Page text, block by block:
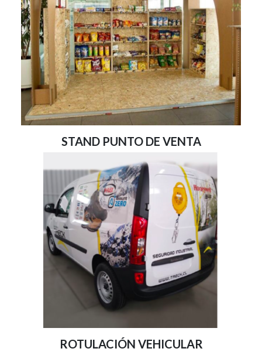
STAND PUNTO DE VENTA
ROTULACIÓN VEHICULAR